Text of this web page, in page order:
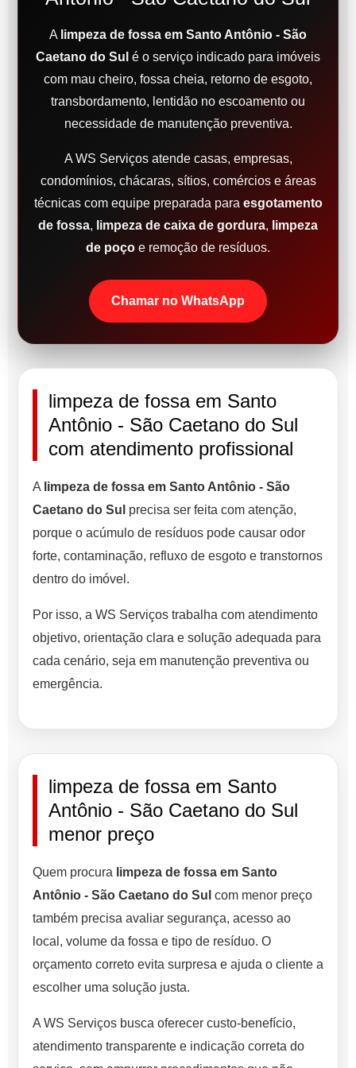
A limpeza de fossa em Santo Antônio - São
Caetano do Sul é o serviço indicado para imóveis
com mau cheiro, fossa cheia, retorno de esgoto,
transbordamento, lentidão no escoamento ou
necessidade de manutenção preventiva.
A WS Serviços atende casas, empresas,
condomínios, chácaras, sítios, comércios e áreas
técnicas com equipe preparada para esgotamento
de fossa, limpeza de caixa de gordura, limpeza
de poço e remoção de resíduos.
Chamar no WhatsApp
limpeza de fossa em Santo
Antônio - São Caetano do Sul
com atendimento profissional
A limpeza de fossa em Santo Antônio - São
Caetano do Sul precisa ser feita com atenção,
porque o acúmulo de resíduos pode causar odor
forte, contaminação, refluxo de esgoto e transtornos
dentro do imóvel.
Por isso, a WS Serviços trabalha com atendimento
objetivo, orientação clara e solução adequada para
cada cenário, seja em manutenção preventiva ou
emergência.
limpeza de fossa em Santo
Antônio - São Caetano do Sul
menor preço
Quem procura limpeza de fossa em Santo
Antônio - São Caetano do Sul com menor preço
também precisa avaliar segurança, acesso ao
local, volume da fossa e tipo de resíduo. O
orçamento correto evita surpresa e ajuda o cliente a
escolher uma solução justa.
A WS Serviços busca oferecer custo-benefício,
atendimento transparente e indicação correta do